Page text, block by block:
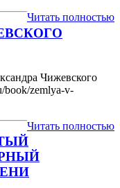
Читать полностью
Чижевского
book/zemlya-v-
Читать полностью